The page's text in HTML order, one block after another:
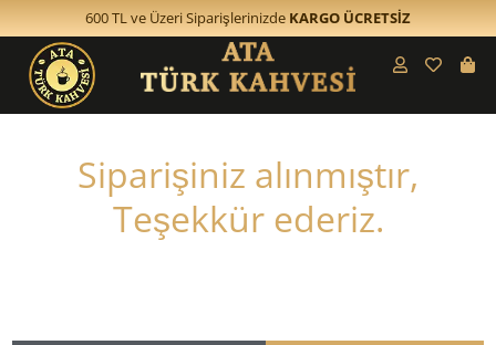
600 TL ve Üzeri Siparişlerinizde KARGO ÜCRETSİZ
Siparişiniz alınmıştır,
Teşekkür ederiz.